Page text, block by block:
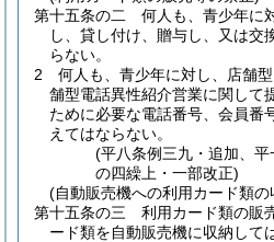
第十五条の二
何人も、青少年に
し、貸し付け、贈与し、又は交
らない。
2
何人も、青少年に対し、店舗
舗型電話異性紹介営業に関して
ために必要な電話番号、会員番
えてはならない。
(平八条例三九・追加、
の四繰上・一部改正)
(自動販売機への利用カード類の
第十五条の三
利用カード類の販
ード類を自動販売機に収納して